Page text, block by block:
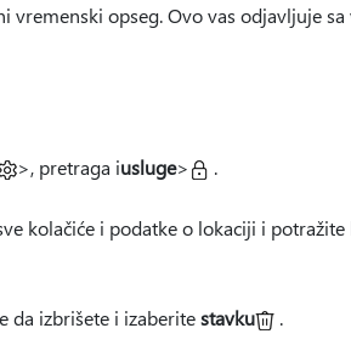
opseg. Ovo vas odjavljuje sa
>, pretraga iusluge> .
kolačiće i podatke o lokaciji i potražite
da izbrišete i izaberitestavku .